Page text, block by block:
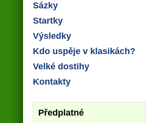
Sázky
Startky
Výsledky
Kdo uspěje v klasikách?
Velké dostihy
Kontakty
Předplatné